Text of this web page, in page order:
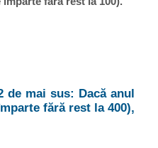
de mai sus: Dacă anul
fără rest la 400),